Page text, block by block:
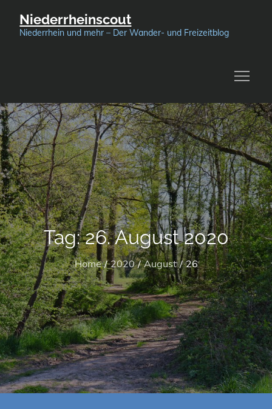
Niederrheinscout
Niederrhein und mehr – Der Wander- und Freizeitblog
Tag:26. August 2020
Home 2020 August 26